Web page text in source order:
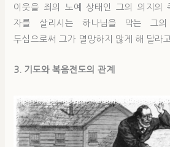
이웃을 죄의 노예 상태인 그의 의지의
자를 살리시는 하나님을 막는 그
두심으로써 그가 멸망하지 않게 해 달라
3. 기도와복음전도의 관계